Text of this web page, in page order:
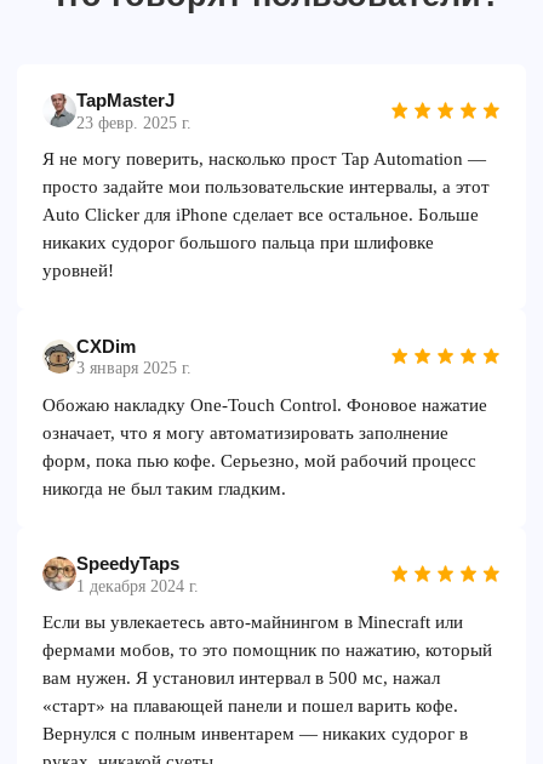
TapMasterJ
23 февр. 2025 г.
Я не могу поверить, насколько прост Tap Automation —
просто задайте мои пользовательские интервалы, а этот
Auto Clicker для iPhone сделает все остальное. Больше
никаких судорог большого пальца при шлифовке
уровней!
CXDim
3 января 2025 г.
Обожаю накладку One-Touch Control. Фоновое нажатие
означает, что я могу автоматизировать заполнение
форм, пока пью кофе. Серьезно, мой рабочий процесс
никогда не был таким гладким.
SpeedyTaps
1 декабря 2024 г.
Если вы увлекаетесь авто-майнингом в Minecraft или
фермами мобов, то это помощник по нажатию, который
вам нужен. Я установил интервал в 500 мс, нажал
«старт» на плавающей панели и пошел варить кофе.
Вернулся с полным инвентарем — никаких судорог в